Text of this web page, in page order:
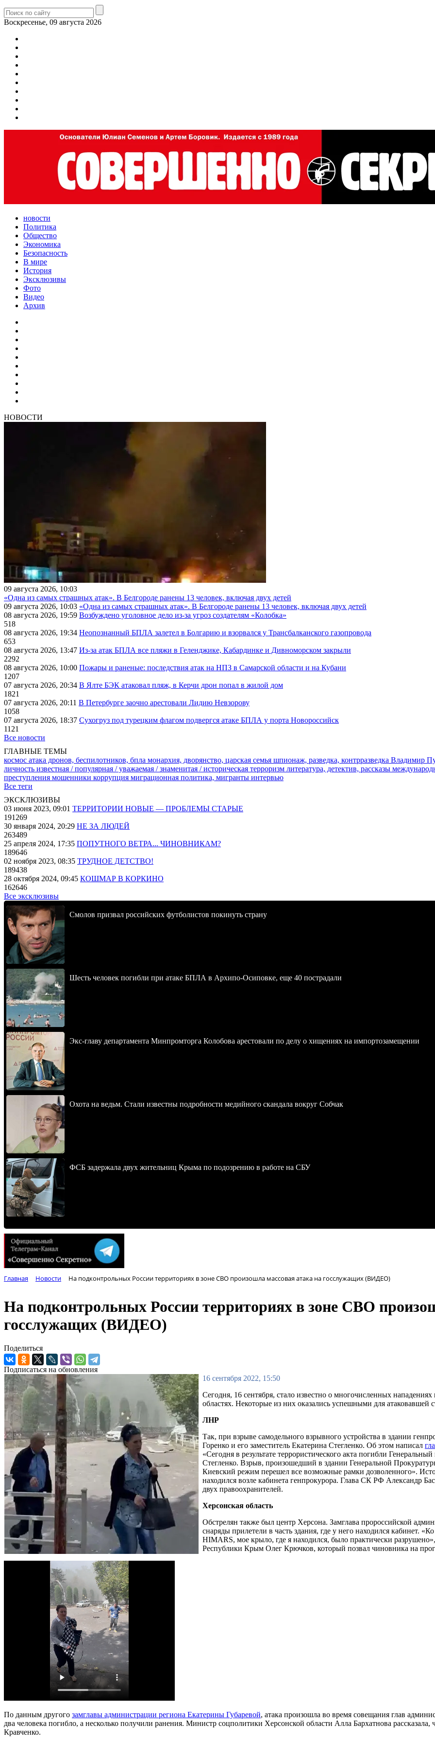
Воскресенье, 09 августа 2026
новости
Политика
Общество
Экономика
Безопасность
В мире
История
Эксклюзивы
Фото
Видео
Архив
НОВОСТИ
09 августа 2026, 10:03
«Одна из самых страшных атак». В Белгороде ранены 13 человек, включая двух детей
09 августа 2026, 10:03 «Одна из самых страшных атак». В Белгороде ранены 13 человек, включая двух детей
08 августа 2026, 19:59 Возбуждено уголовное дело из-за угроз создателям «Колобка»
518
08 августа 2026, 19:34 Неопознанный БПЛА залетел в Болгарию и взорвался у Трансбалканского газопровода
653
08 августа 2026, 13:47 Из-за атак БПЛА все пляжи в Геленджике, Кабардинке и Дивноморском закрыли
2292
08 августа 2026, 10:00 Пожары и раненые: последствия атак на НПЗ в Самарской области и на Кубани
1207
07 августа 2026, 20:34 В Ялте БЭК атаковал пляж, в Керчи дрон попал в жилой дом
1821
07 августа 2026, 20:11 В Петербурге заочно арестовали Лидию Невзорову
1058
07 августа 2026, 18:37 Сухогруз под турецким флагом подвергся атаке БПЛА у порта Новороссийск
1121
Все новости
ГЛАВНЫЕ ТЕМЫ
космос атака дронов, беспилотников, бпла монархия, дворянство, царская семья шпионаж, разведка, контрразведка Владимир
личность известная / популярная / уважаемая / знаменитая / историческая терроризм литература, детектив, рассказы
преступления мошенники коррупция миграционная политика, мигранты интервью
Все теги
ЭКСКЛЮЗИВЫ
03 июня 2023, 09:01 ТЕРРИТОРИИ НОВЫЕ — ПРОБЛЕМЫ СТАРЫЕ
191269
30 января 2024, 20:29 НЕ ЗА ЛЮДЕЙ
263489
25 апреля 2024, 17:35 ПОПУТНОГО ВЕТРА... ЧИНОВНИКАМ?
189646
02 ноября 2023, 08:35 ТРУДНОЕ ДЕТСТВО!
189438
28 октября 2024, 09:45 КОШМАР В КОРКИНО
162646
Все эксклюзивы
Смолов призвал российских футболистов покинуть страну
Шесть человек погибли при атаке БПЛА в Архипо-Осиповке, еще 40 пострадали
Экс-главу департамента Минпромторга Колобова арестовали по делу о хищениях на импортозамещении
Охота на ведьм. Стали известны подробности медийного скандала вокруг Собчак
ФСБ задержала двух жительниц Крыма по подозрению в работе на СБУ
Главная Новости На подконтрольных России территориях в зоне СВО произошла массовая атака на госслужащих (ВИДЕО)
На подконтрольных России территориях в зоне СВО
госслужащих (ВИДЕО)
Поделиться
Подписаться на обновления
16 сентября 2022, 15:50
Сегодня, 16 сентября, стало известно о многочисленных
областях. Некоторые из них оказались успешными для атаковавшей
ЛНР
Так, при взрыве самодельного взрывного устройства в здании
Горенко и его заместитель Екатерина Стегленко. Об этом написал
«Сегодня в результате террористического акта погибли
Стегленко. Взрыв, произошедший в здании Генеральной
Киевский режим перешел все возможные рамки дозволенного».
находился возле кабинета генпрокурора. Глава СК РФ Александр
двух правоохранителей.
Херсонская область
Обстрелян также был центр Херсона. Замглава пророссийской
снаряды прилетели в часть здания, где у него находился кабинет.
HIMARS, мое крыло, где я находился, было практически
Республики Крым Олег Крючков, который позвал чиновника на
По данным другого замглавы администрации региона Екатерины Губаревой, атака произошла во время совещания глав
два человека погибло, а несколько получили ранения. Министр соцполитики Херсонской области Алла Бархатнова рассказала,
Кравченко.